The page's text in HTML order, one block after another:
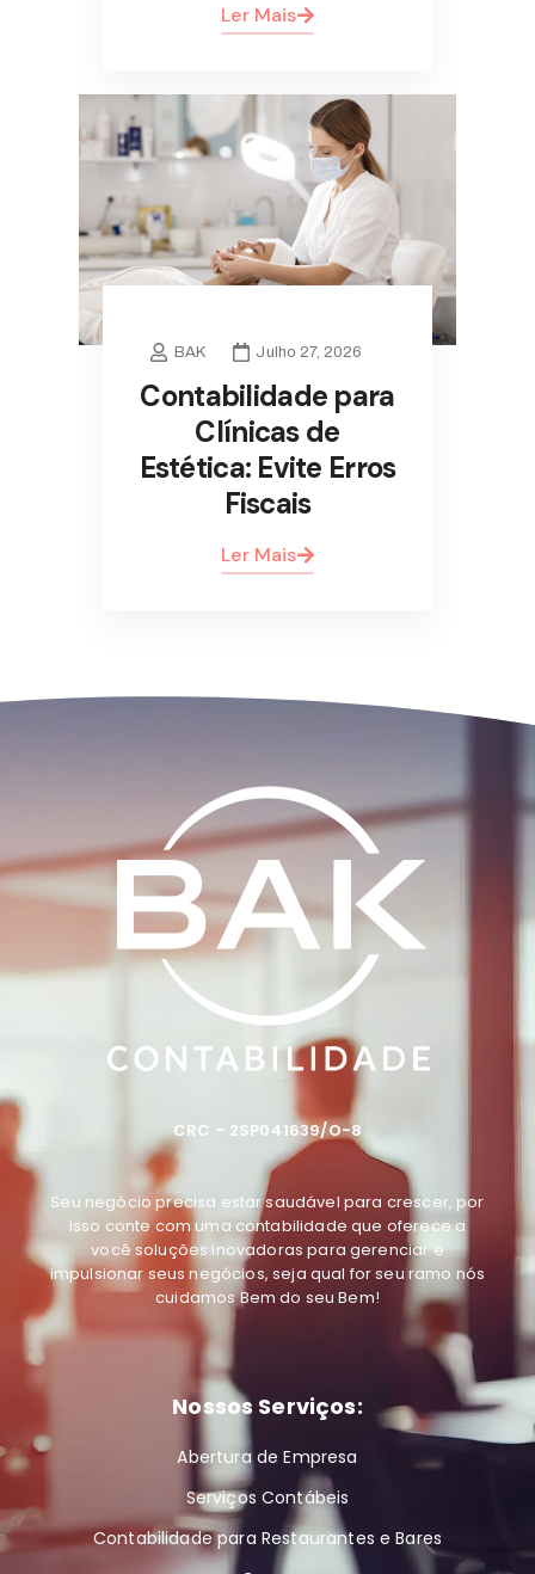
Ler Mais
BAK Julho 27, 2026
Contabilidade para
Clínicas de
Estética: Evite Erros
Fiscais
Ler Mais
CRC – 2SP041639/O-8
Seu negócio precisa estar saudável para crescer, por
isso conte com uma contabilidade que oferece a
você soluções inovadoras para gerenciar e
impulsionar seus negócios, seja qual for seu ramo nós
cuidamos Bem do seu Bem!
Nossos Serviços:
Abertura de Empresa
Serviços Contábeis
Contabilidade para Restaurantes e Bares